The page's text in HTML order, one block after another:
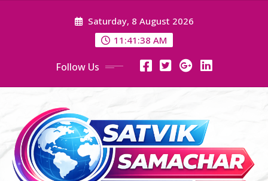
Saturday, 8 August 2026
11:41:39 AM
Follow Us